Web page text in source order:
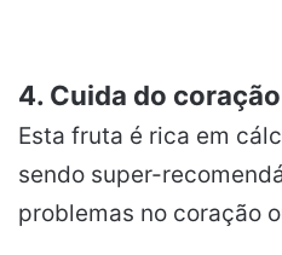
4. Cuida do coração
Esta fruta é rica em
sendo super-
problemas no coração